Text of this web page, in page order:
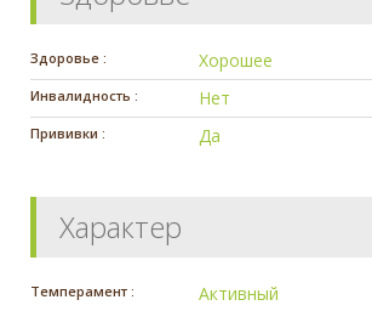
Здоровье : Хорошее
Инвалидность : Нет
Прививки : Да
Характер
Темперамент : Активный